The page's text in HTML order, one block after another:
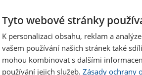
Tyto webové stránky
K personalizaci obsahu, reklam a
vašem používání našich stránek také
mohou kombinovat s dalšími
používání jejich služeb. Zásady ochrany